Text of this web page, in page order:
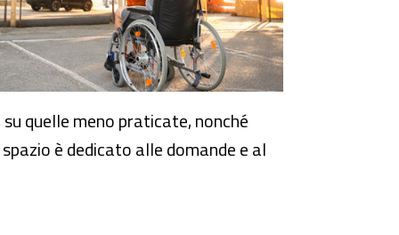
quelle meno praticate, nonché
è dedicato alle domande e al